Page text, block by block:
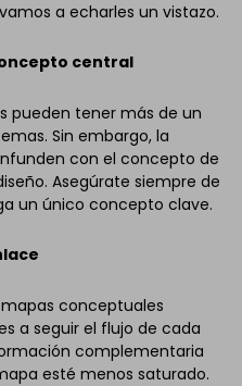
a echarles un vistazo.
central
pueden tener más de un
Sin embargo, la
con el concepto de
Asegúrate siempre de
un único concepto clave.
conceptuales
a seguir el flujo de cada
complementaria
esté menos saturado.